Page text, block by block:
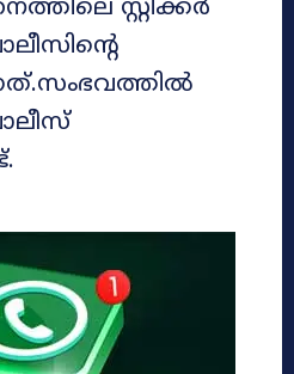
സ്റ്റിക്കർ